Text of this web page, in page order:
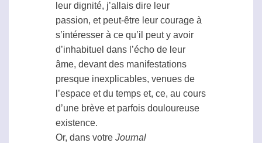
leur dignité, j’allais dire leur
passion, et peut-être leur courage à
s’intéresser à ce qu’il peut y avoir
d’inhabituel dans l’écho de leur
âme, devant des manifestations
presque inexplicables, venues de
l’espace et du temps et, ce, au cours
d’une brève et parfois douloureuse
existence.
Or, dans votre Journal